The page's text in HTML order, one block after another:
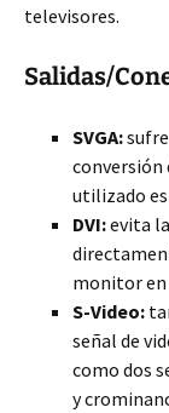
televisores.
Salidas/
SVGA:
conversión
utilizado es
DVI:evita
monitor en
S-Video:
señal de
como dos
y